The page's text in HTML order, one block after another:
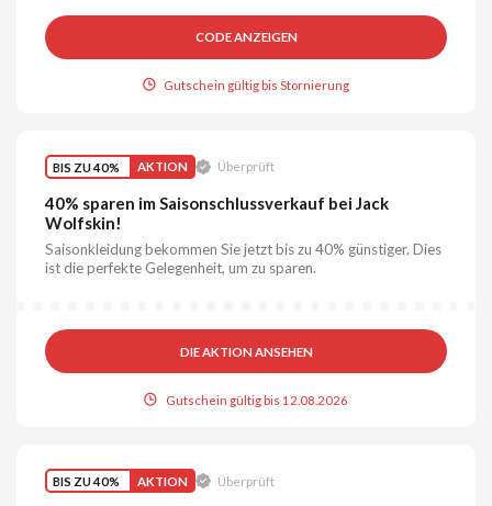
CODE ANZEIGEN
Gutschein gültig bis Stornierung
BIS ZU 40% AKTION Überprüft
40% sparen im Saisonschlussverkauf bei Jack
Wolfskin!
Saisonkleidung bekommen Sie jetzt bis zu 40% günstiger. Dies
ist die perfekte Gelegenheit, um zu sparen.
DIE AKTION ANSEHEN
Gutschein gültig bis 12.08.2026
BIS ZU 40% AKTION Überprüft